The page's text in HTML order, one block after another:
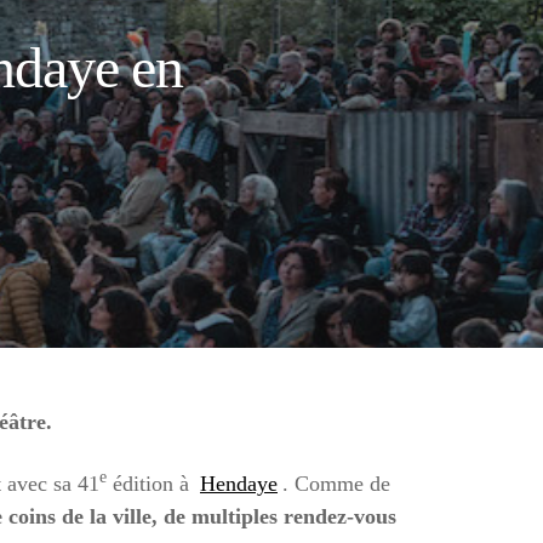
en
sa 41e édition à Hendaye . Comme de
de la ville, de multiples rendez-vous